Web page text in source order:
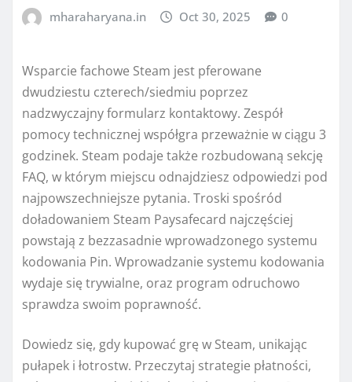
mharaharyana.in Oct 30, 2025 0
Wsparcie fachowe Steam jest pferowane
dwudziestu czterech/siedmiu poprzez
nadzwyczajny formularz kontaktowy. Zespół
pomocy technicznej współgra przeważnie w ciągu 3
godzinek. Steam podaje także rozbudowaną sekcję
FAQ, w którym miejscu odnajdziesz odpowiedzi pod
najpowszechniejsze pytania. Troski spośród
doładowaniem Steam Paysafecard najczęściej
powstają z bezzasadnie wprowadzonego systemu
kodowania Pin. Wprowadzanie systemu kodowania
wydaje się trywialne, oraz program odruchowo
sprawdza swoim poprawność.
Dowiedz się, gdy kupować grę w Steam, unikając
pułapek i łotrostw. Przeczytaj strategie płatności,